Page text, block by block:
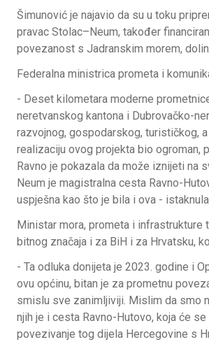
Šimunović je najavio da su u toku
pravac Stolac–Neum, također
povezanost s Jadranskim morem,
Federalna ministrica prometa i
- Deset kilometara moderne
neretvanskog kantona i Dubrovačko-
razvojnog, gospodarskog, turističkog,
realizaciju ovog projekta bio ogroman,
Ravno je pokazala da može iznijeti na
Neum je magistralna cesta Ravno-
uspješna kao što je bila i ova -
Ministar mora, prometa i
bitnog značaja i za BiH i za Hrvatsku,
- Ta odluka donijeta je 2023. godine i
ovu općinu, bitan je za prometnu
smislu sve zanimljiviji. Mislim da smo
njih je i cesta Ravno-Hutovo, koja će
povezivanje tog dijela Hercegovine s